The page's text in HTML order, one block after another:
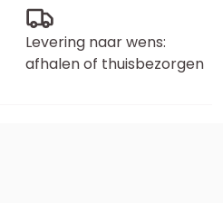
Levering naar wens:
afhalen of thuisbezorgen